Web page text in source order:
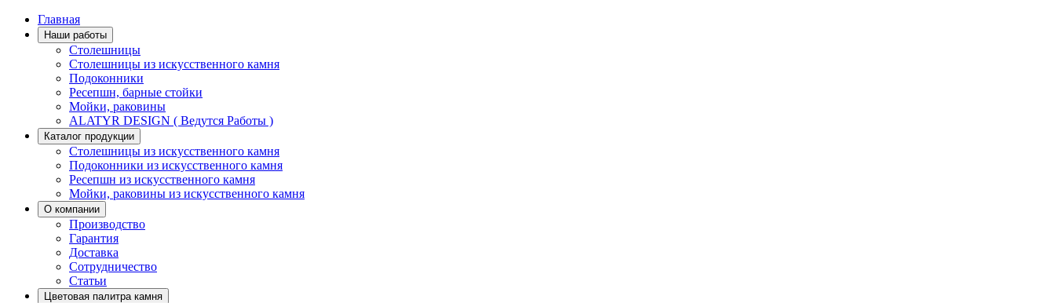
Главная
Наши работы
Столешницы
Столешницы из искусственного камня
Подоконники
Ресепшн, барные стойки
Мойки, раковины
ALATYR DESIGN ( Ведутся Работы )
Каталог продукции
Столешницы из искусственного камня
Подоконники из искусственного камня
Ресепшн из искусственного камня
Мойки, раковины из искусственного камня
О компании
Производство
Гарантия
Доставка
Сотрудничество
Статьи
Цветовая палитра камня